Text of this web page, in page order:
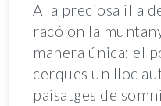
A la preciosa illa
racó on la
manera única: el
cerques un lloc
paisatges de